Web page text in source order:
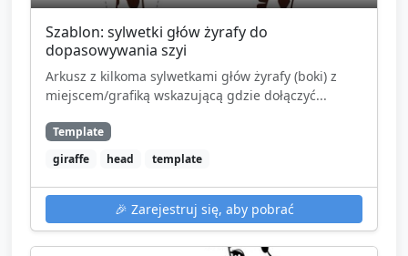
Szablon: sylwetki głów żyrafy do
dopasowywania szyi
Arkusz z kilkoma sylwetkami głów żyrafy (boki) z
miejscem/grafiką wskazującą gdzie dołączyć...
Template
giraffe
head template
🎉 Zarejestruj się, aby pobrać